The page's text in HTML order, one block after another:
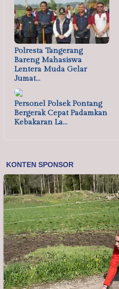
Polresta Tangerang
Bareng Mahasiswa
Lentera Muda Gelar
Jumat…
Personel Polsek Pontang
Bergerak Cepat Padamkan
Kebakaran La…